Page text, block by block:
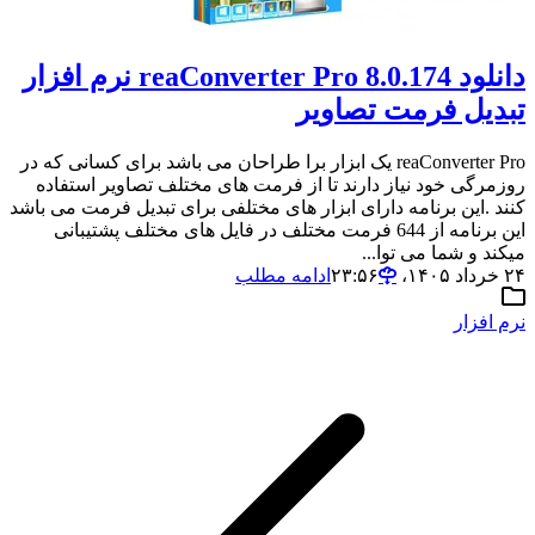
دانلود reaConverter Pro 8.0.174 نرم افزار
تبدیل فرمت تصاویر
reaConverter Pro یک ابزار برا طراحان می باشد برای کسانی که در
روزمرگی خود نیاز دارند تا از فرمت های مختلف تصاویر استفاده
کنند .این برنامه دارای ابزار های مختلفی برای تبدیل فرمت می باشد
این برنامه از 644 فرمت مختلف در فایل های مختلف پشتیبانی
میکند و شما می توا...
۲۴ خرداد ۱۴۰۵،‏ ۲۳:۵۶
ادامه مطلب
نرم افزار